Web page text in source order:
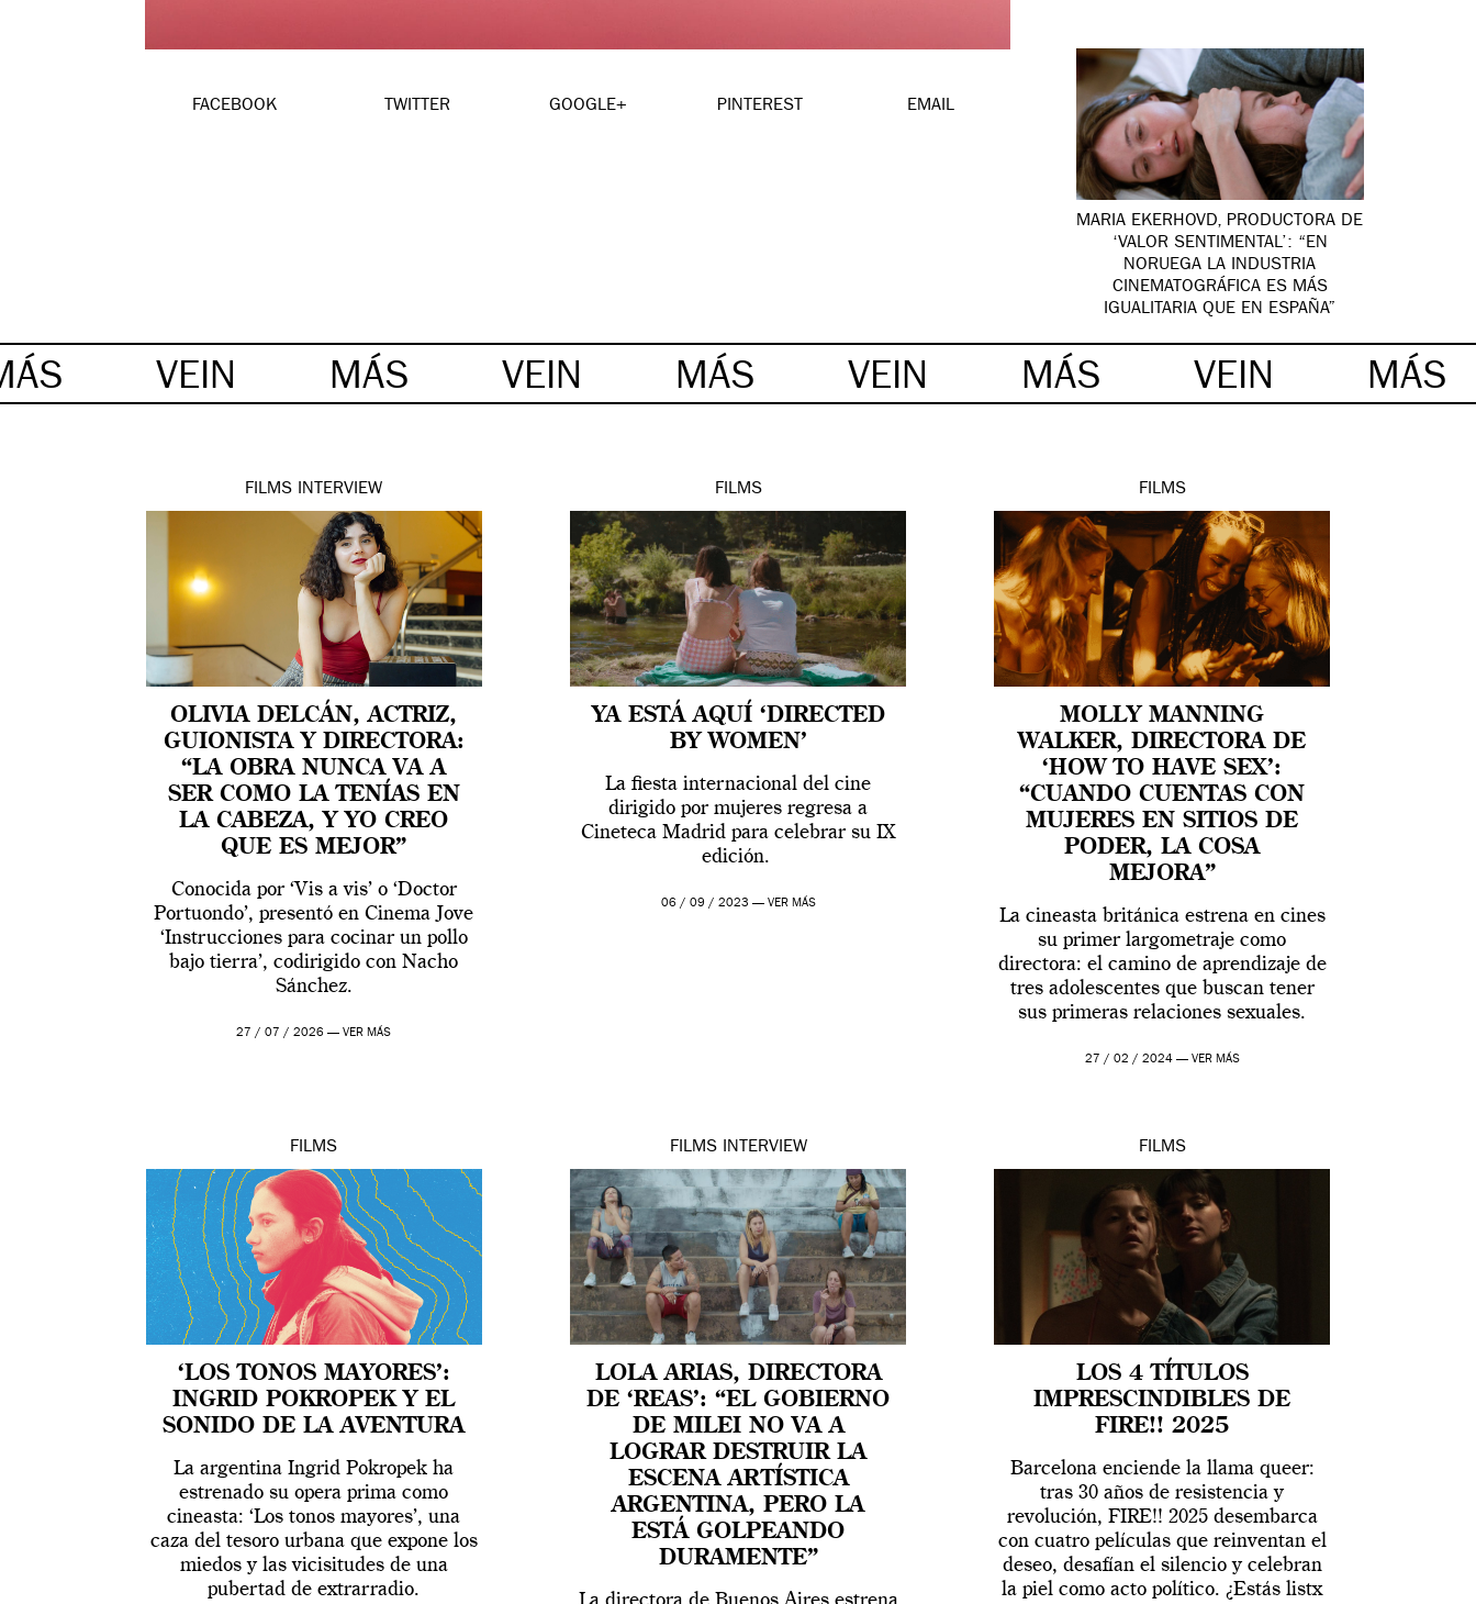
FACEBOOK TWITTER GOOGLE+ PINTEREST EMAIL
MARIA EKERHOVD, PRODUCTORA DE
‘VALOR SENTIMENTAL’: “EN
NORUEGA LA INDUSTRIA
CINEMATOGRÁFICA ES MÁS
IGUALITARIA QUE EN ESPAÑA”
VEIN MÁS VEIN MÁS VEIN MÁS VEIN MÁS
FILMS INTERVIEW
OLIVIA DELCÁN, ACTRIZ,
GUIONISTA Y DIRECTORA:
“LA OBRA NUNCA VA A
SER COMO LA TENÍAS EN
LA CABEZA, Y YO CREO
QUE ES MEJOR”
Conocida por ‘Vis a vis’ o ‘Doctor
Portuondo’, presentó en Cinema Jove
‘Instrucciones para cocinar un pollo
bajo tierra’, codirigido con Nacho
Sánchez.
27 / 07 / 2026 —VER MÁS
FILMS
YA ESTÁ AQUÍ ‘DIRECTED
BY WOMEN’
La fiesta internacional del cine
dirigido por mujeres regresa a
Cineteca Madrid para celebrar su IX
edición.
06 / 09 / 2023 — VER MÁS
FILMS
MOLLY MANNING
WALKER, DIRECTORA DE
‘HOW TO HAVE SEX’:
“CUANDO CUENTAS CON
MUJERES EN SITIOS DE
PODER, LA COSA
MEJORA”
La cineasta británica estrena en cines
su primer largometraje como
directora: el camino de aprendizaje de
tres adolescentes que buscan tener
sus primeras relaciones sexuales.
27 / 02 / 2024 — VER MÁS
FILMS
‘LOS TONOS MAYORES’:
INGRID POKROPEK Y EL
SONIDO DE LA AVENTURA
La argentina Ingrid Pokropek ha
estrenado su opera prima como
cineasta: ‘Los tonos mayores’, una
caza del tesoro urbana que expone los
miedos y las vicisitudes de una
pubertad de extrarradio.
FILMS INTERVIEW
LOLA ARIAS, DIRECTORA
DE ‘REAS’: “EL GOBIERNO
DE MILEI NO VA A
LOGRAR DESTRUIR LA
ESCENA ARTÍSTICA
ARGENTINA, PERO LA
ESTÁ GOLPEANDO
DURAMENTE”
FILMS
LOS 4 TÍTULOS
IMPRESCINDIBLES DE
FIRE!! 2025
Barcelona enciende la llama queer:
tras 30 años de resistencia y
revolución, FIRE!! 2025 desembarca
con cuatro películas que reinventan el
deseo, desafían el silencio y celebran
la piel como acto político. ¿Estás listx